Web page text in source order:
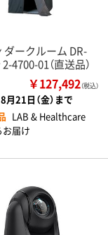
ダークルーム DR-
4700-01（直送品）
￥127,492（税込）
8月21日（金）まで
LAB & Healthcare
お届け